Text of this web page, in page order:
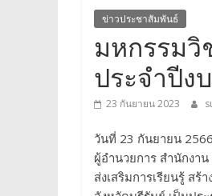
ข่าวประชาสัมพันธ์
มหกรรมวิ
ประจำปีง
23 กันยายน 2023
วันที่ 23 กันยายน
ผู้อำนวยการ สำนักงา
ส่งเสริมการเรียนรู้ ส